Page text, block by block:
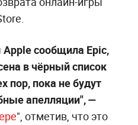
сообщила Epic,
в чёрный список
пор, пока не будут
апелляции", —
", отметив, что это